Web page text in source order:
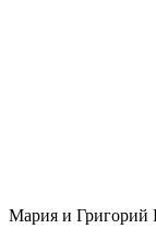
Мария и Григорий